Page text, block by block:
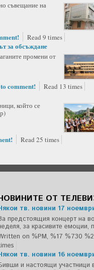
съвещание на
Read 9 times
за обсъждане
промени от
comment! Read 13 times
който се
Read 25 times
ОТ
тв. новини 17
предстоящия концерт на
за красивите емоции,
on %PM, %17 %730
тв. новини 16
и настоящи участници